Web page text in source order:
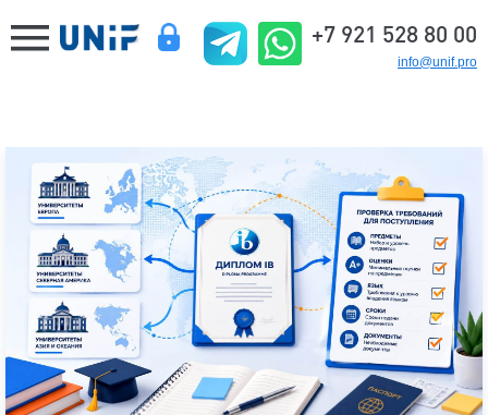
+7 921 528 80 00
info@unif.pro